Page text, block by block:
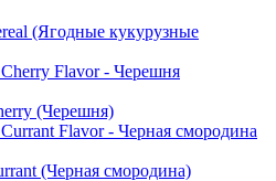
(Ягодные кукурузные
(Черешня)
(Черная смородина)